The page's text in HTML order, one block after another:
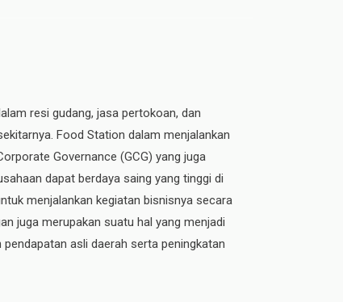
resi gudang, jasa pertokoan, dan
Food Station dalam menjalankan
Governance (GCG) yang juga
dapat berdaya saing yang tinggi di
menjalankan kegiatan bisnisnya secara
juga merupakan suatu hal yang menjadi
asli daerah serta peningkatan